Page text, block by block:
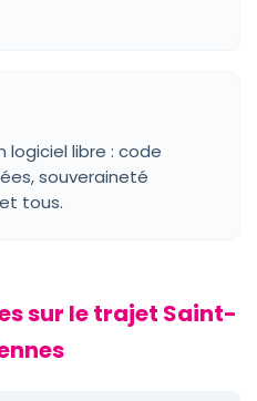
libre : code
souveraineté
tous.
sur le trajet Saint-